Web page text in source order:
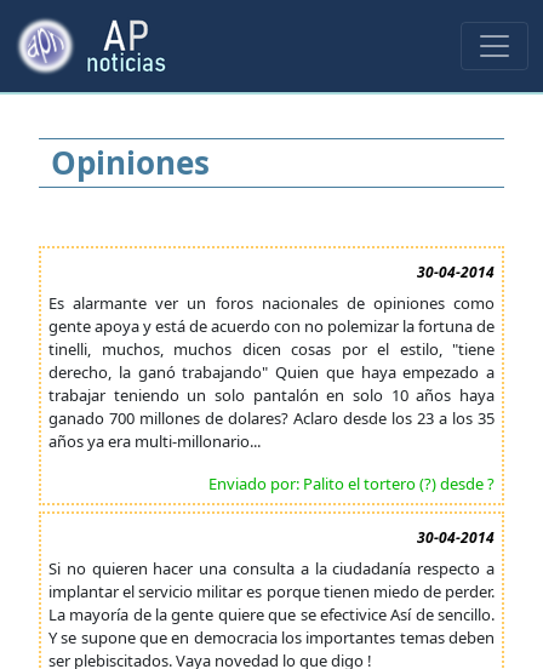
Opiniones
30-04-2014
Es alarmante ver un foros nacionales de opiniones como
gente apoya y está de acuerdo con no polemizar la fortuna de
tinelli, muchos, muchos dicen cosas por el estilo, "tiene
derecho, la ganó trabajando" Quien que haya empezado a
trabajar teniendo un solo pantalón en solo 10 años haya
ganado 700 millones de dolares? Aclaro desde los 23 a los 35
años ya era multi-millonario...
Enviado por: Palito el tortero (?) desde ?
30-04-2014
Si no quieren hacer una consulta a la ciudadanía respecto a
implantar el servicio militar es porque tienen miedo de perder.
La mayoría de la gente quiere que se efectivice Así de sencillo.
Y se supone que en democracia los importantes temas deben
ser plebiscitados. Vaya novedad lo que digo !